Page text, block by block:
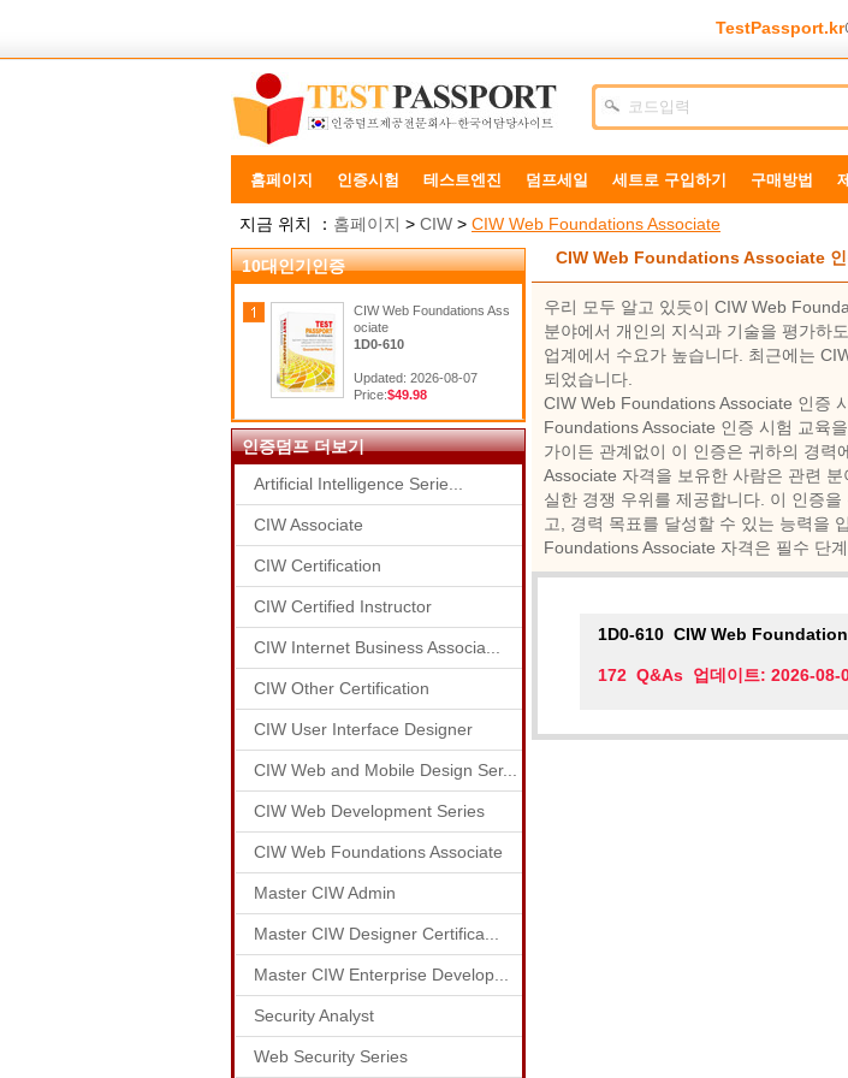
TestPassport.kr
홈페이지 인증시험 테스트엔진 덤프세일 세트로 구입하기 구매방법
지금 위치 ： 홈페이지 > CIW > CIW Web Foundations Associate
10대인기인증
CIW Web Foundations Ass
ociate
1D0-610
Updated: 2026-08-07
Price:$49.98
인증덤프 더보기
Artificial Intelligence Serie...
CIW Associate
CIW Certification
CIW Certified Instructor
CIW Internet Business Associa...
CIW Other Certification
CIW User Interface Designer
CIW Web and Mobile Design Ser...
CIW Web Development Series
CIW Web Foundations Associate
Master CIW Admin
Master CIW Designer Certifica...
Master CIW Enterprise Develop...
Security Analyst
Web Security Series
CIW Web Foundations Associate 인
우리 모두 알고 있듯이 CIW Web
분야에서 개인의 지식과 기술을 평가하
업계에서 수요가 높습니다. 최근에는
되었습니다.
CIW Web Foundations Associate 인증
Foundations Associate 인증 시험 교육
가이든 관계없이 이 인증은 귀하의 경
Associate 자격을 보유한 사람은 관련
실한 경쟁 우위를 제공합니다. 이 인증
고, 경력 목표를 달성할 수 있는 능력을
Foundations Associate 자격은 필수 단계
1D0-610 CIW Web
172 Q&As 업데이트: 2026-08-